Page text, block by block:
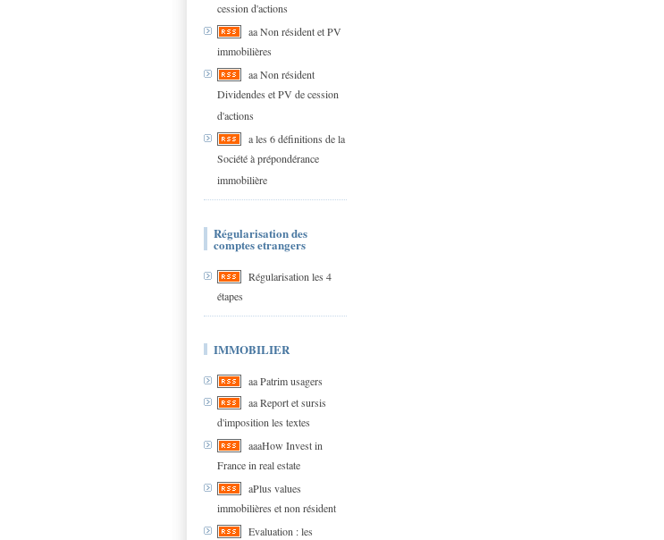
cession d'actions
aa Non résident et PV
immobilières
aa Non résident
Dividendes et PV de cession
d'actions
a les 6 définitions de la
Société à prépondérance
immobilière
Régularisation des
comptes etrangers
Régularisation les 4
étapes
IMMOBILIER
aa Patrim usagers
aa Report et sursis
d'imposition les textes
aaaHow Invest in
France in real estate
aPlus values
immobilières et non résident
Evaluation : les